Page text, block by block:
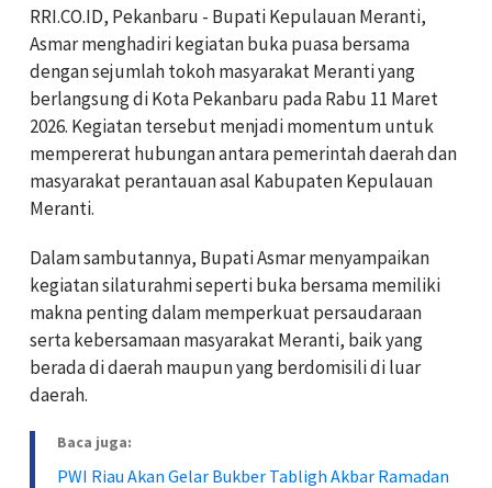
RRI.CO.ID, Pekanbaru - Bupati Kepulauan Meranti,
Asmarmenghadiri kegiatan buka puasa bersama
dengan sejumlah tokoh masyarakat Meranti yang
berlangsung di KotaPekanbaru pada Rabu 11 Maret
2026. Kegiatan tersebut menjadi momentum untuk
mempererat hubungan antara pemerintah daerah dan
masyarakat perantauan asal Kabupaten Kepulauan
Meranti.
Dalam sambutannya, Bupati Asmar menyampaikan
kegiatan silaturahmi seperti buka bersama memiliki
makna penting dalam memperkuat persaudaraan
serta kebersamaan masyarakat Meranti, baik yang
berada di daerah maupun yang berdomisili di luar
daerah.
Baca juga:
PWI Riau Akan Gelar Bukber Tabligh Akbar Ramadan